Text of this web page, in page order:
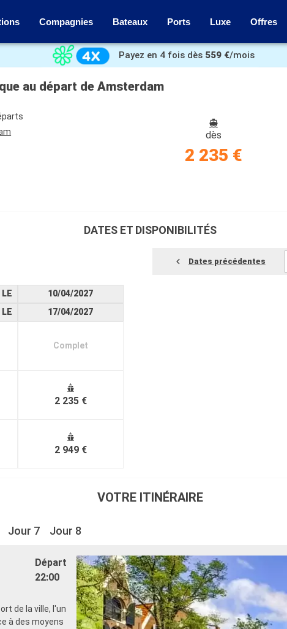
Compagnies Bateaux Ports Luxe Offres
Payez en 4 fois dès 559 €/mois
au départ de Amsterdam
dès
2 235 €
DATES ET DISPONIBILITÉS
Dates précédentes
LE
LE
10/04/2027
17/04/2027
Complet
2 235 €
2 949 €
VOTRE ITINÉRAIRE
Jour 7 Jour 8
Départ
22:00
de la ville, l'un
à des moyens